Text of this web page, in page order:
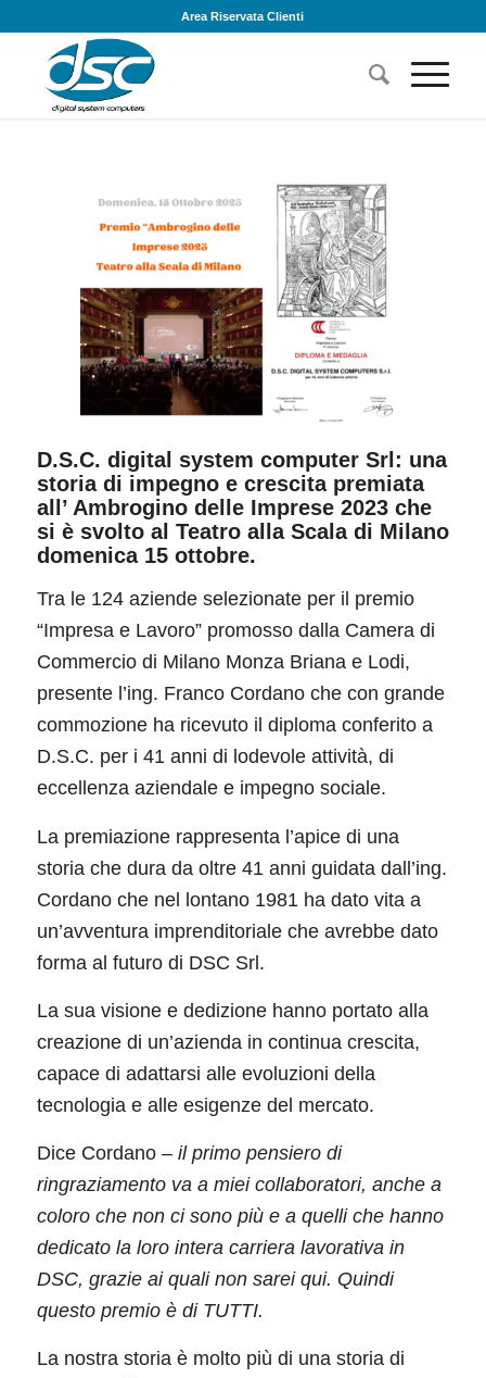
Area Riservata Clienti
D.S.C. digital system computer Srl: una
storia di impegno e crescita premiata
all’ Ambrogino delle Imprese 2023 che
si è svolto al Teatro alla Scala di Milano
domenica 15 ottobre.
Tra le 124 aziende selezionate per il premio
“Impresa e Lavoro” promosso dalla Camera di
Commercio di Milano Monza Briana e Lodi,
presente l’ing. Franco Cordano che con grande
commozione ha ricevuto il diploma conferito a
D.S.C. per i 41 anni di lodevole attività, di
eccellenza aziendale e impegno sociale.
La premiazione rappresenta l’apice di una
storia che dura da oltre 41 anni guidata dall’ing.
Cordano che nel lontano 1981 ha dato vita a
un’avventura imprenditoriale che avrebbe dato
forma al futuro di DSC Srl.
La sua visione e dedizione hanno portato alla
creazione di un’azienda in continua crescita,
capace di adattarsi alle evoluzioni della
tecnologia e alle esigenze del mercato.
Dice Cordano – il primo pensiero di
ringraziamento va a miei collaboratori, anche a
coloro che non ci sono più e a quelli che hanno
dedicato la loro intera carriera lavorativa in
DSC, grazie ai quali non sarei qui. Quindi
questo premio è di TUTTI.
La nostra storia è molto più di una storia di